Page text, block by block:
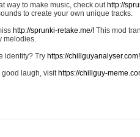
way to make music, check out http://
to create your own unique tracks.
http://sprunki-retake.me/! This mod
melodies.
identity? Try https://chillguyanalyser.com!
good laugh, visit https://chillguy-